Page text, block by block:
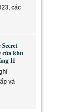
các
cửa khu
11
và